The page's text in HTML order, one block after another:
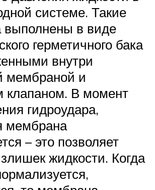
системе. Такие
выполнены в виде
герметичного бака
внутри
мембраной и
клапаном. В момент
гидроудара,
мембрана
– это позволяет
жидкости. Когда